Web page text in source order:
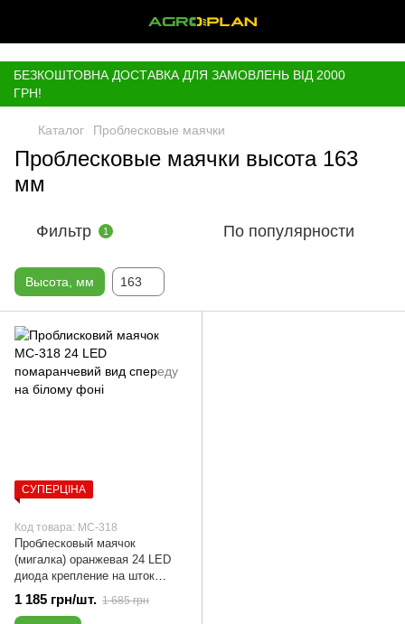
БЕЗКОШТОВНА ДОСТАВКА ДЛЯ ЗАМОВЛЕНЬ ВІД 2000
ГРН!
Каталог Проблесковые маячки
Проблесковые маячки высота 163
мм
Фильтр 1 По популярности
Высота, мм 163
СУПЕРЦІНА
Код товара: МС-318
Проблесковый маячок
(мигалка) оранжевая 24 LED
диода крепление на шток
беспроводного соединения |
МС-318
1 185 грн/шт. 1 685 грн